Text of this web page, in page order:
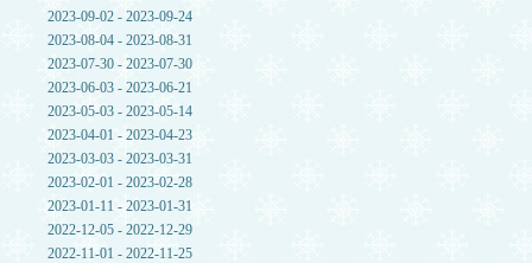
2023-09-02 - 2023-09-24
2023-08-04 - 2023-08-31
2023-07-30 - 2023-07-30
2023-06-03 - 2023-06-21
2023-05-03 - 2023-05-14
2023-04-01 - 2023-04-23
2023-03-03 - 2023-03-31
2023-02-01 - 2023-02-28
2023-01-11 - 2023-01-31
2022-12-05 - 2022-12-29
2022-11-01 - 2022-11-25